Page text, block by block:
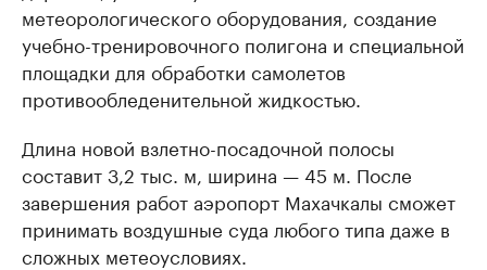
метеорологического оборудования, создание
учебно-тренировочного полигона и специальной
площадки для обработки самолетов
противообледенительной жидкостью.
Длина новой взлетно-посадочной полосы
составит 3,2 тыс. м, ширина — 45 м. После
завершения работ аэропорт Махачкалы сможет
принимать воздушные суда любого типа даже в
сложных метеоусловиях.